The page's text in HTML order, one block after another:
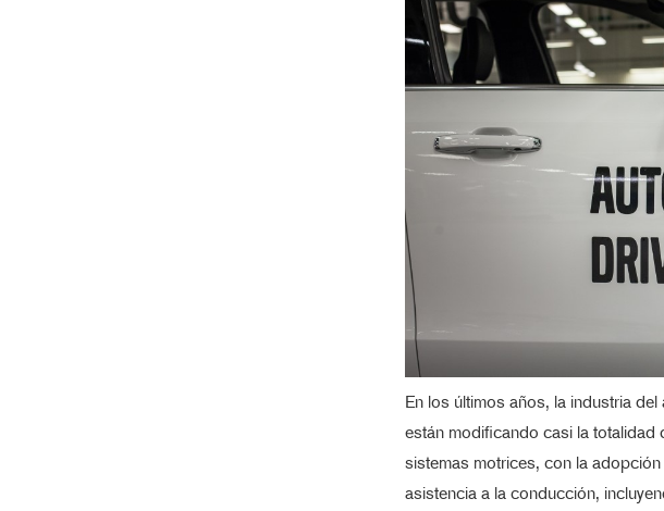
En los últimos años, la industria
están modificando casi la
sistemas motrices, con la
asistencia a la conducción,